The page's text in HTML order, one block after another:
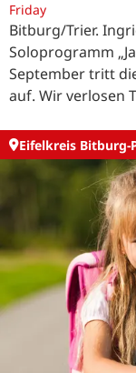
Friday
Bitburg/Trier.
Soloprogramm
September tritt
auf. Wir verlosen
Eifelkreis Bitburg-